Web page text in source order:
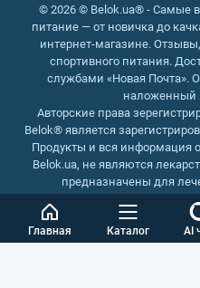
Главная Каталог AI
© 2026 © Belok.ua® - Самые
питание — от новичка до
интернет-магазине.
спортивного питания.
службами «Новая Почта».
наложенный
Авторские права
Belok® является
Продукты и вся информация
Belok.ua, не являются
предназначены для
Интернет магазин Belok.ua
››